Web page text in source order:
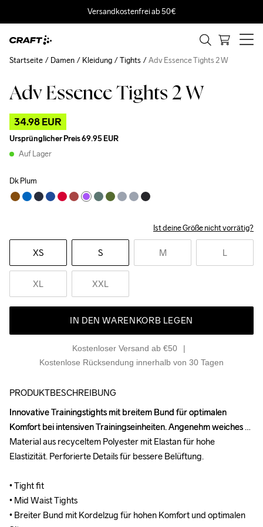
Versandkostenfrei ab 50€
Adv Essence Tights 2 W
34.98 EUR
Ursprünglicher Preis69.95 EUR
Auf Lager
Dk Plum
Ist deine Größe nicht vorrätig?
XS S M L
XL XXL
IN DEN WARENKORB LEGEN
Kostenloser Versand ab €50
Kostenlose Rücksendung innerhalb von 30 Tagen
Startseite Damen Kleidung Tights Adv Essence Tights 2 W
Outlet
PRODUKTBESCHREIBUNG
Innovative Trainingstights mit breitem Bund für optimalen
Komfort bei intensiven Trainingseinheiten. Angenehm weiches
Material aus recyceltem Polyester mit Elastan für hohe
Elastizität. Perforierte Details für bessere Belüftung.
• Tight fit
• Mid Waist Tights
• Breiter Bund mit Kordelzug für hohen Komfort und optimalen
Innovative Trainingstights mit breitem Bund für optimalen
Komfort bei intensiven Trainingseinheiten. Angenehm weiches
Material aus recyceltem Polyester mit Elastan für hohe
Elastizität. Perforierte Details für bessere Belüftung.
• Tight fit
• Mid Waist Tights
• Breiter Bund mit Kordelzug für hohen Komfort und optimalen